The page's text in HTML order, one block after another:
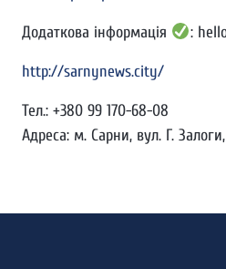
Додаткова інформація :
http://sarnynews.city/
Тел.: +380 99 170-68-08
Адреса: м. Сарни, вул. Г. Залоги,